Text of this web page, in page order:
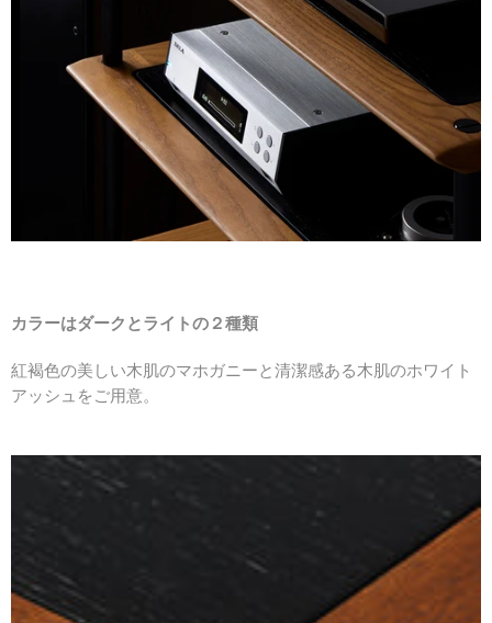
カラーはダークとライトの２種類
紅褐色の美しい木肌のマホガニーと清潔感ある木肌のホワイト
アッシュをご用意。